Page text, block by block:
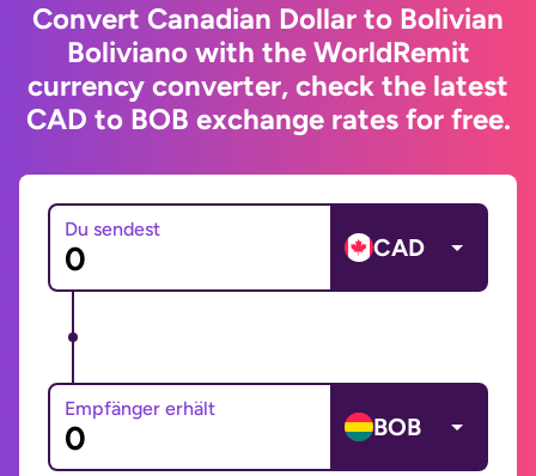
Convert Canadian Dollar to Bolivian
Boliviano with the WorldRemit
currency converter, check the latest
CAD to BOB exchange rates for free.
Du sendest
CAD
Empfänger erhält
BOB